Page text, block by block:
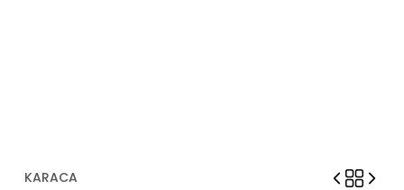
KARACA